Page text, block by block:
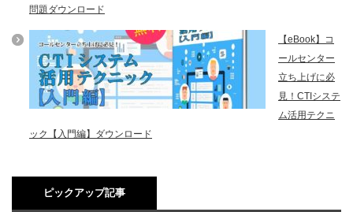
問題ダウンロード
【eBook】コ
ールセンター
立ち上げに必
見！CTIシステ
ム活用テクニ
ック【入門編】ダウンロード
ピックアップ記事